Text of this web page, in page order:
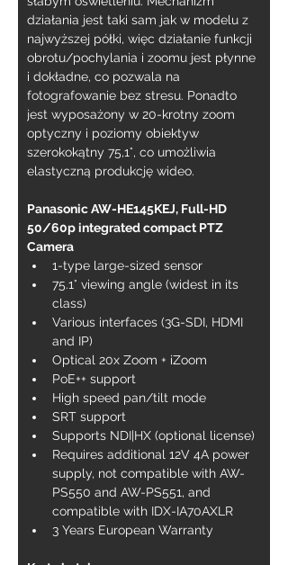
działania jest taki sam jak w modelu z
najwyższej półki, więc działanie funkcji
obrotu/pochylania i zoomu jest płynne
i dokładne, co pozwala na
fotografowanie bez stresu. Ponadto
jest wyposażony w 20-krotny zoom
optyczny i poziomy obiektyw
szerokokątny 75,1°, co umożliwia
elastyczną produkcję wideo.
Panasonic AW-HE145KEJ, Full-HD
50/60p integrated compact PTZ
Camera
1-type large-sized sensor
75.1° viewing angle (widest in its
class)
Various interfaces (3G-SDI, HDMI
and IP)
Optical 20x Zoom + iZoom
PoE++ support
High speed pan/tilt mode
SRT support
Supports NDI|HX (optional license)
Requires additional 12V 4A power
supply, not compatible with AW-
PS550 and AW-PS551, and
compatible with IDX-IA70AXLR
3 Years European Warranty